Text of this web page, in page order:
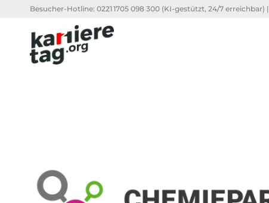
Besucher-Hotline: 0221 1705 098 300 (KI-gestützt, 24/7 erreichbar) |